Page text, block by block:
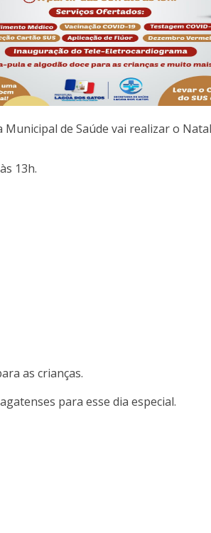
de Saúde vai realizar o
13h.
as crianças.
para esse dia especial.